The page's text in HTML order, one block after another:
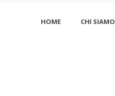
HOME CHI SIAMO